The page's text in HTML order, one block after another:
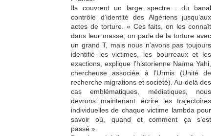
Ils couvrent un large spectre : du banal
contrôle d’identité des Algériens jusqu’aux
actes de torture. « Ces faits, on les connaît
dans leur masse, on parle de la torture avec
un grand T, mais nous n’avons pas toujours
identifié les victimes, les bourreaux et les
exactions, explique l’historienne Naïma Yahi,
chercheuse associée à l’Urmis (Unité de
recherche migrations et société). Au-delà des
cas emblématiques, médiatiques, nous
devrons maintenant écrire les trajectoires
individuelles de chaque victime lambda pour
savoir où, quand et comment ça s’est
passé ».